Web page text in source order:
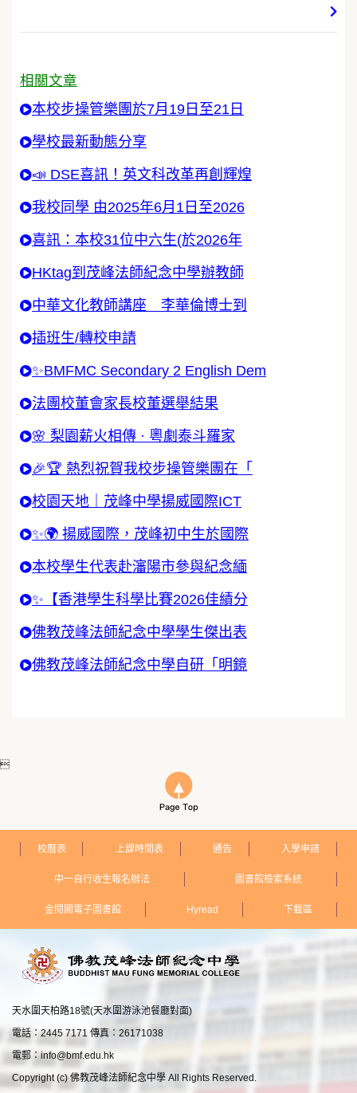
相關文章
本校步操管樂團於7月19日至21日
學校最新動態分享
📣 DSE喜訊！英文科改革再創輝煌
我校同學 由2025年6月1日至2026
喜訊：本校31位中六生(於2026年
HKtag到茂峰法師紀念中學辦教師
中華文化教師講座 李華倫博士到
插班生/轉校申請
✨BMFMC Secondary 2 English Dem
法團校董會家長校董選舉結果
🌸 梨園薪火相傳 · 粵劇泰斗羅家
🎉🏆 熱烈祝賀我校步操管樂團在「
校園天地｜茂峰中學揚威國際ICT
✨🌍 揚威國際，茂峰初中生於國際
本校學生代表赴瀋陽市參與紀念緬
✨【香港學生科學比賽2026佳績分
佛教茂峰法師紀念中學學生傑出表
佛教茂峰法師紀念中學自研「明鏡

校曆表 上課時間表 通告 入學申請
中一自行收生報名辦法 圖書館檢索系統
金閱閣電子圖書館 Hyread 下載區
天水圍天柏路18號(天水圍游泳池餐廳對面)
電話：2445 7171 傳真：26171038
電郵：info@bmf.edu.hk
Copyright (c) 佛教茂峰法師紀念中學 All Rights Reserved.